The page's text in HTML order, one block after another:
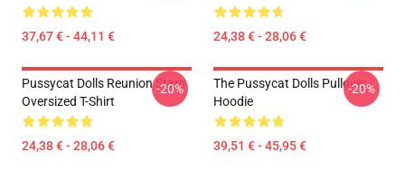
37,67 € - 44,11 € 24,38 € - 28,06 €
Pussycat Dolls Reunion Stars
Oversized T-Shirt
24,38 € - 28,06 €
-20%
The Pussycat Dolls Pullover
Hoodie
39,51 € - 45,95 €
-20%